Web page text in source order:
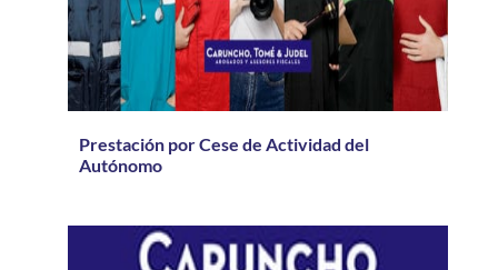
Prestación por Cese de Actividad del
Autónomo